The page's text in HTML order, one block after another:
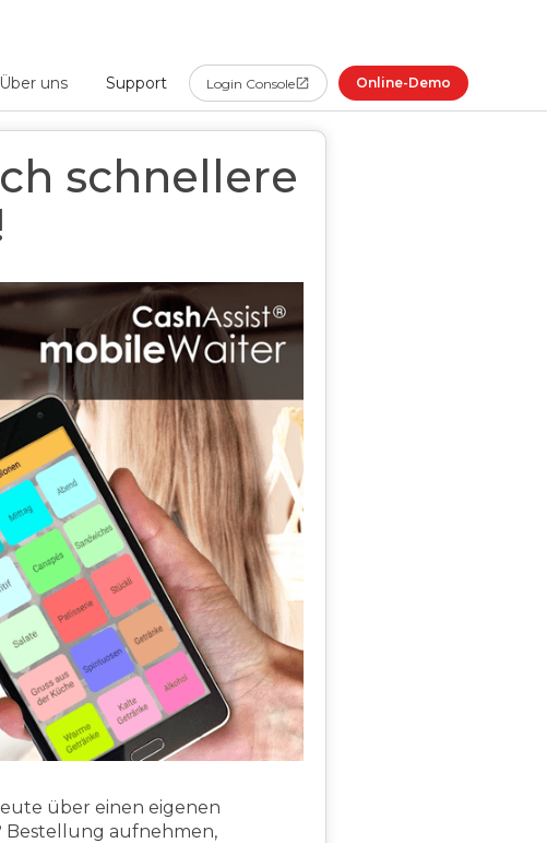
Über uns Support Login Console Online-Demo
schnellere
über einen eigenen
Bestellung aufnehmen,